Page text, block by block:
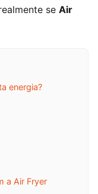
se Air
energia?
a Air Fryer